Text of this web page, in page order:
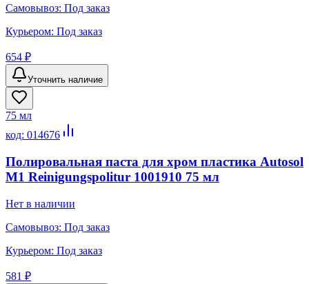
Самовывоз: Под заказ
Курьером: Под заказ
654 ₽
Уточнить наличие
75 мл
код: 014676
Полировальная паста для хром пластика Autosol
M1 Reinigungspolitur 1001910 75 мл
Нет в наличии
Самовывоз: Под заказ
Курьером: Под заказ
581 ₽